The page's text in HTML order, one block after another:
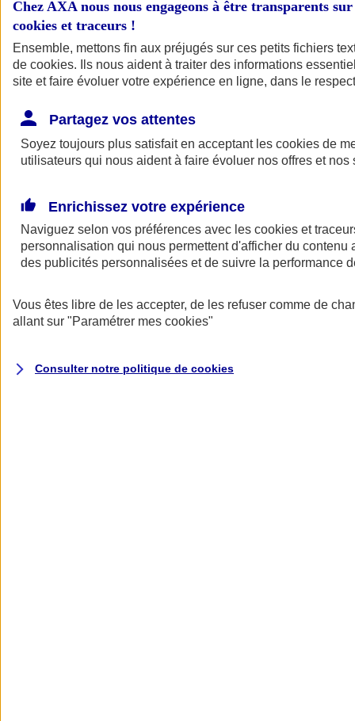
AXA Assurance
Chez AXA nous nous engageons à être transparents
cookies et traceurs !
Ensemble, mettons fin aux préjugés sur ces petits fichiers
de cookies. Ils nous aident à traiter des informations
site et faire évoluer votre expérience en ligne, dans le
Partagez vos attentes
Soyez toujours plus satisfait en acceptant les cookies de
utilisateurs qui nous aident à faire évoluer nos offres et nos
Enrichissez votre expérience
Naviguez selon vos préférences avec les cookies et
personnalisation qui nous permettent d'afficher du contenu
des publicités personnalisées et de suivre la performance
Vous êtes libre de les accepter, de les refuser comme de
allant sur "Paramétrer mes cookies"
Consulter notre politique de cookies